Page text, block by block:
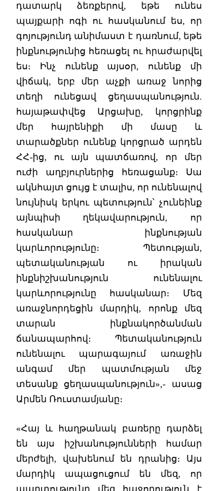
դատարկ ձեռքերով, եթե ունես
պայքարի ոգի ու հասկանում ես, որ
գոյությունդ անիմաստ է դառնում, եթե
ինքնությունից հեռացել ու հրաժարվել
ես։ Ինչ ունենք այսօր, ունենք մի
վիճակ, երբ մեր աչքի առաջ նորից
տեղի ունեցավ ցեղասպանություն.
հայաթափվեց Արցախը, կորցրինք
մեր հայրենիքի մի մասը և
տարածքներ ունենք կորցրած արդեն
ՀՀ-ից, ու այն պատճառով, որ մեր
ուժի աղբյուրներից հեռացանք։ Սա
ակնհայտ ցույց է տալիս, որ ունենալով
նույնիսկ երկու պետություն՝ չունեինք
այնպիսի ղեկավարություն, որ
հասկանար ինքնության
կարևորությունը։ Պետության,
պետականության ու իրական
ինքնիշխանություն ունենալու
կարևորությունը հասկանար։ Մեզ
առաջնորդեցին մարդիկ, որոնք մեզ
տարան ինքնակործանման
ճանապարհով։ Պետականություն
ունենալու պարագայում առաջին
անգամ մեր պատմության մեջ
տեսանք ցեղասպանություն»,- ասաց
Արմեն Ռուստամյանը։
«Հայ և հաղթանակ բառերը դարձել
են այս իշխանությունների համար
մերժելի, վախենում են դրանից։ Այս
մարդիկ ապացուցում են մեզ, որ
պարտությունը մեզ հաջողություն է